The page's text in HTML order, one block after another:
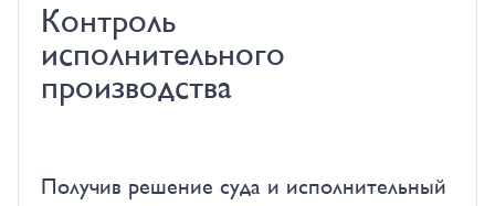
Контроль
исполнительного
производства
Получив решение суда и исполнительный